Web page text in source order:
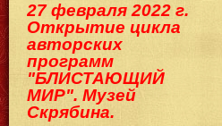
27 февраля 2022 г.
Открытие цикла
авторских
программ
"БЛИСТАЮЩИЙ
МИР". Музей
Скрябина.